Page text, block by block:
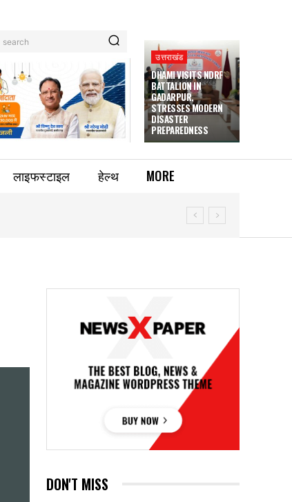
search
उत्तराखंड
DHAMI VISITS NDRF
BATTALION IN
GADARPUR,
STRESSES MODERN
DISASTER
PREPAREDNESS
लाइफस्टाइल हेल्थ MORE
DON'T MISS